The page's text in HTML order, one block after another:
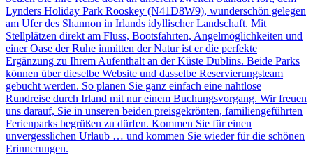
Lynders Holiday Park Rooskey (N41D8W9), wunderschön gelegen
am Ufer des Shannon in Irlands idyllischer Landschaft. Mit
Stellplätzen direkt am Fluss, Bootsfahrten, Angelmöglichkeiten und
einer Oase der Ruhe inmitten der Natur ist er die perfekte
Ergänzung zu Ihrem Aufenthalt an der Küste Dublins. Beide Parks
können über dieselbe Website und dasselbe Reservierungsteam
gebucht werden. So planen Sie ganz einfach eine nahtlose
Rundreise durch Irland mit nur einem Buchungsvorgang. Wir freuen
uns darauf, Sie in unseren beiden preisgekrönten, familiengeführten
Ferienparks begrüßen zu dürfen. Kommen Sie für einen
unvergesslichen Urlaub … und kommen Sie wieder für die schönen
Erinnerungen.